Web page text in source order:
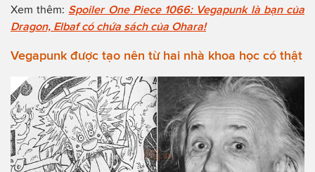
Xem thêm: Spoiler One Piece 1066: Vegapunk là bạn của
Dragon, Elbaf có chứa sách của Ohara!
Vegapunk được tạo nên từ hai nhà khoa học có thật